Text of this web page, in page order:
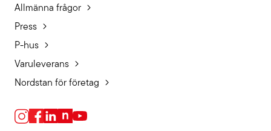
Allmänna frågor
Press
P-hus
Varuleverans
Nordstan för företag